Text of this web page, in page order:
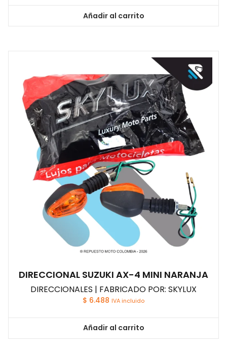
Añadir al carrito
DIRECCIONAL SUZUKI AX-4 MINI NARANJA
DIRECCIONALES | FABRICADO POR: SKYLUX
$ 6.488 IVA incluido
Añadir al carrito